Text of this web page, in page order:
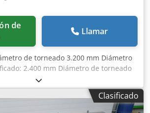
la fábrica. La máquina está lista
y disponible para la venta.
Llamar
de torneado 3.200 mm Diámetro
2.400 mm Diámetro de torneado
mm Longitud máxima de torneado
Sinumerik 840 D Siemens Peso máximo
80.000 kg Precisión de trabajo
de velocidad del husillo principal
Clasificado